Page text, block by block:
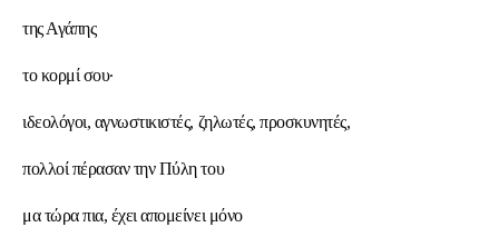
της Αγάπης
το κορμί σου·
ιδεολόγοι, αγνωστικιστές, ζηλωτές, προσκυνητές,
πολλοί πέρασαν την Πύλη του
μα τώρα πια, έχει απομείνει μόνο